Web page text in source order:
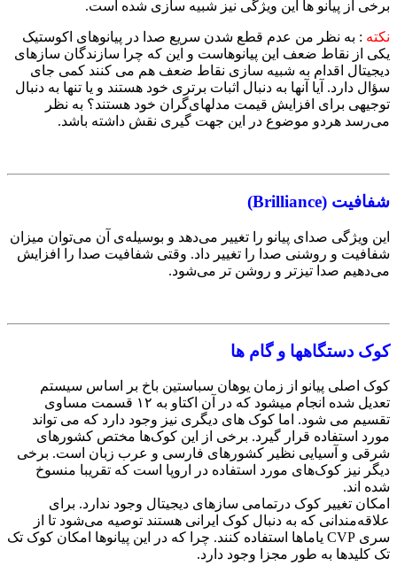
برخی از پیانو ها این ویژگی نیز شبیه سازی شده است.
نکته :‌ به نظر من عدم قطع شدن سریع صدا در پیانوهای اکوستیک
یکی از نقاط ضعف این پیانوهاست و این ‌که چرا سازندگان سازهای
دیجیتال اقدام به شبیه سازی نقاط ضعف هم‌ می کنند کمی جای
سؤال دارد. آیا آنها به دنبال اثبات برتری خود هستند و یا تنها به دنبال
توجیهی برای افزایش قیمت مدلهای‌گران خود هستند؟ به نظر
می‌رسد هردو موضوع در این جهت گیری نقش داشته باشد.
شفافیت (Brilliance)
این ویژگی صدای پیانو را تغییر می‌دهد و بوسیله‌ی آن می‌توان میزان
شفافیت و روشنی صدا را تغییر داد. وقتی شفافیت صدا را افزایش
می‌دهیم صدا تیزتر و روشن تر می‌شود.
کوک دستگاهها و گام ها
کوک اصلی پیانو از زمان یوهان سباستین باخ بر اساس سیستم
تعدیل شده انجام میشود که در آن اکتاو به ۱۲ قسمت مساوی
تقسیم می شود. اما کوک های دیگری نیز وجود دارد که می تواند
مورد استفاده قرار گیرد. برخی از این کوک‌ها مختص کشورهای
شرقی و آسیایی نظیر کشورهای فارسی و عرب زبان است. برخی
دیگر نیز کوک‌های مورد استفاده در اروپا است که تقریبا منسوخ
شده اند.
امکان تغییر کوک درتمامی سازهای دیجیتال وجود ندارد. برای
علاقه‌مندانی که به دنبال کوک ایرانی هستند توصیه می‌‌شود تا از
سری CVP یاماها استفاده کنند. چرا که در این پیانوها‌ امکان کوک تک
تک کلیدها به طور مجزا وجود دارد.